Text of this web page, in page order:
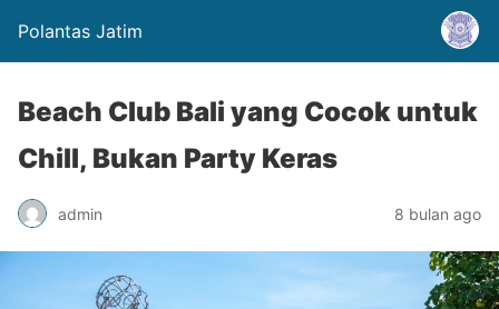
Polantas Jatim
Beach Club Bali yang Cocok untuk
Chill, Bukan Party Keras
admin 8 bulan ago